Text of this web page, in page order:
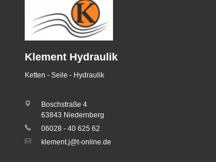
Klement Hydraulik
Ketten - Seile - Hydraulik
Boschstraße 4
63843 Niedernberg
06028 - 40 625 62
klement.j@t-online.de